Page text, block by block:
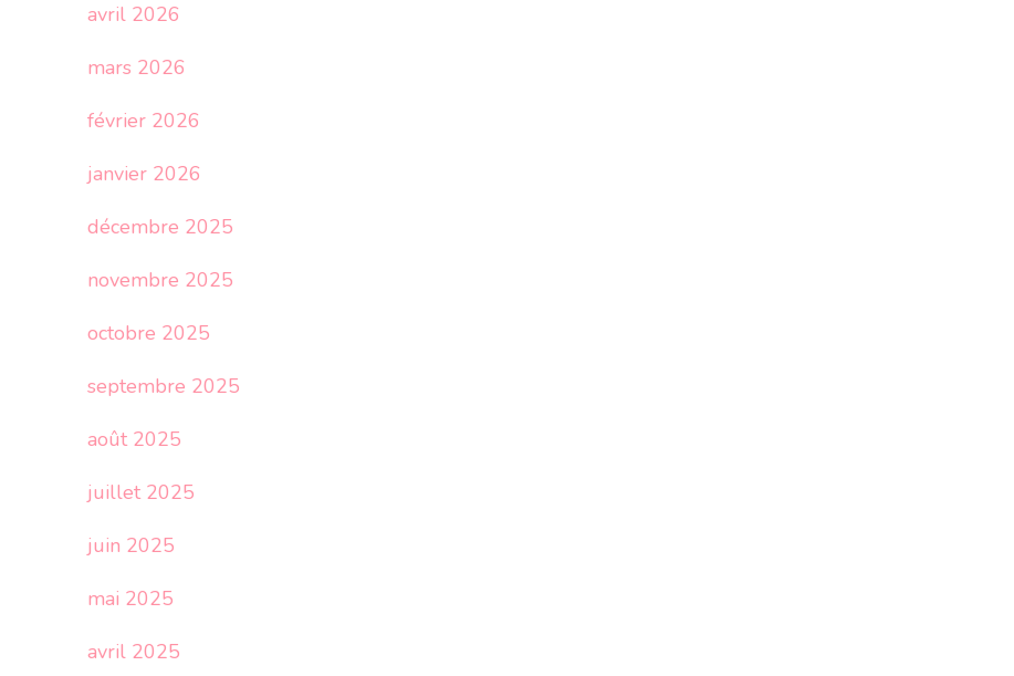
avril 2026
mars 2026
février 2026
janvier 2026
décembre 2025
novembre 2025
octobre 2025
septembre 2025
août 2025
juillet 2025
juin 2025
mai 2025
avril 2025